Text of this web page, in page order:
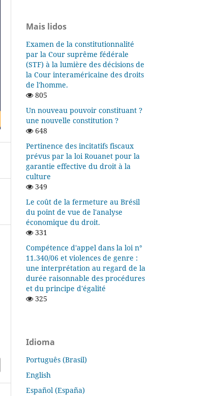
Mais lidos
Examen de la constitutionnalité
par la Cour suprême fédérale
(STF) à la lumière des décisions de
la Cour interaméricaine des droits
de l'homme.
805
Un nouveau pouvoir constituant ?
une nouvelle constitution ?
648
Pertinence des incitatifs fiscaux
prévus par la loi Rouanet pour la
garantie effective du droit à la
culture
349
Le coût de la fermeture au Brésil
du point de vue de l'analyse
économique du droit.
331
Compétence d'appel dans la loi n°
11.340/06 et violences de genre :
une interprétation au regard de la
durée raisonnable des procédures
et du principe d'égalité
325
Idioma
Português (Brasil)
English
Español (España)